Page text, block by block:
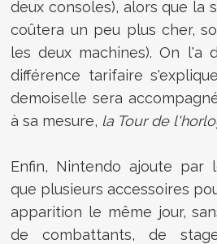
deux consoles), alors que la
coûtera un peu plus cher,
les deux machines). On l'a
différence tarifaire
demoiselle sera
à sa mesure, la Tour de
Enfin, Nintendo ajoute par
que plusieurs accessoires
apparition le même jour,
de combattants, de